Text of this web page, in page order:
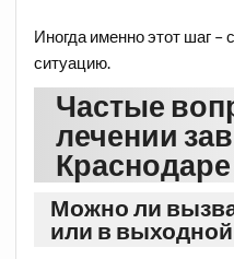
Иногда именно этот шаг
ситуацию.
Частые
лечении
Краснодаре
Можно ли
или в